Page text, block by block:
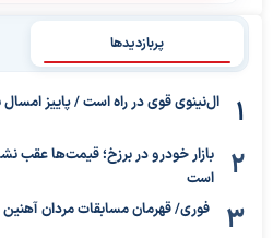
پربازدیدها
ال‌نینوی قوی در راه است / پاییز
بازار خودرو در برزخ؛ قیمت‌ها عقب
است
فوری/ قهرمان مسابقات مردان